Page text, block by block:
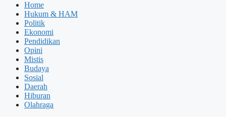
Home
Hukum & HAM
Politik
Ekonomi
Pendidikan
Opini
Mistis
Budaya
Sosial
Daerah
Hiburan
Olahraga